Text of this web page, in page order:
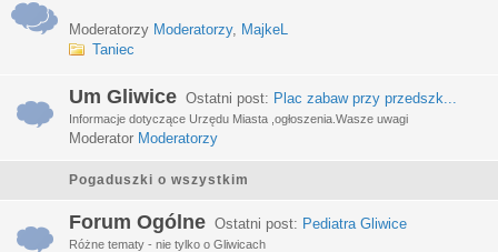
Moderatorzy Moderatorzy, MajkeL
Taniec
Um Gliwice Ostatni post: Plac zabaw przy przedszk...
Informacje dotyczące Urzędu Miasta ,ogłoszenia.Wasze uwagi
Moderator Moderatorzy
Pogaduszki o wszystkim
Forum Ogólne Ostatni post: Pediatra Gliwice
Różne tematy - nie tylko o Gliwicach